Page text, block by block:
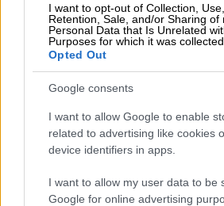
I want to opt-out of Collection, Use,
Retention, Sale, and/or Sharing of
Personal Data that Is Unrelated
Purposes for which it was collected.
Opted Out
Google consents
I want to allow Google to enable
related to advertising like cookies
device identifiers in apps.
I want to allow my user data to be
Google for online advertising
Σβέντμπεργκ.
Μόλις στο 12ο λεπτό της
Αντώνης Τσιφτσής, στη -
της χρονιάς, κράτησε όρθιο
αποσοβώντας δις την
Σβέντμπεργκ να τον
αργότερα, οι
απειλητικά, αυτήν την φορά
με το πλάγιο σουτ του